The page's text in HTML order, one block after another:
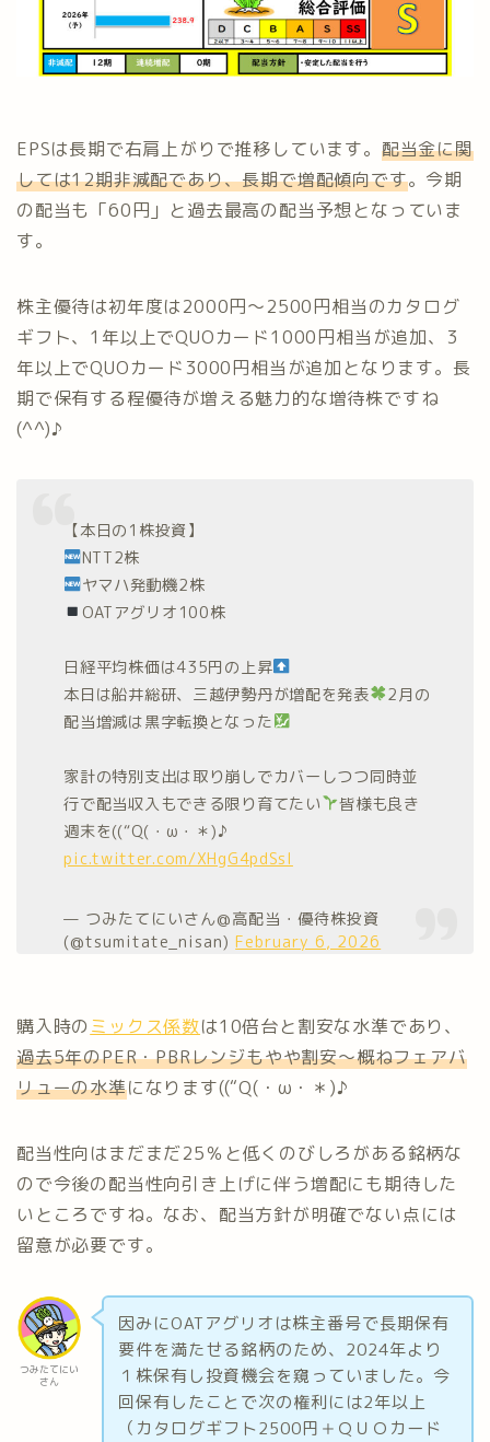
EPSは長期で右肩上がりで推移しています。 配当金に関
しては12期非減配であり、長期で増配傾向です。今期
の配当も「60円」と過去最高の配当予想となっていま
す。
株主優待は初年度は2000円～2500円相当のカタログ
ギフト、1年以上でQUOカード1000円相当が追加、3
年以上でQUOカード3000円相当が追加となります。長
期で保有する程優待が増える魅力的な増待株ですね
(^^)♪
【本日の1株投資】
NTT2株
ヤマハ発動機2株
OATアグリオ100株
日経平均株価は435円の上昇
本日は船井総研、三越伊勢丹が増配を発表
2月の
配当増減は黒字転換となった
家計の特別支出は取り崩しでカバーしつつ同時並
行で配当収入もできる限り育てたい
皆様も良き
週末を((“Q(・ω・＊)♪
pic.twitter.com/XHgG4pdSsl
— つみたてにいさん@高配当・優待株投資
(@tsumitate_nisan)February 6, 2026
購入時の ミックス係数は10倍台と割安な水準であり、
過去5年のPER・PBRレンジもやや割安～概ねフェアバ
リューの水準になります((“Q(・ω・＊)♪
配当性向はまだまだ25％と低くのびしろがある銘柄な
ので今後の配当性向引き上げに伴う増配にも期待した
いところですね。なお、配当方針が明確でない点には
留意が必要です。
つみたてにい
さん
因みにOATアグリオは株主番号で長期保有
要件を満たせる銘柄のため、2024年より
１株保有し投資機会を窺っていました。今
回保有したことで次の権利には2年以上
（カタログギフト2500円＋ＱＵＯカード